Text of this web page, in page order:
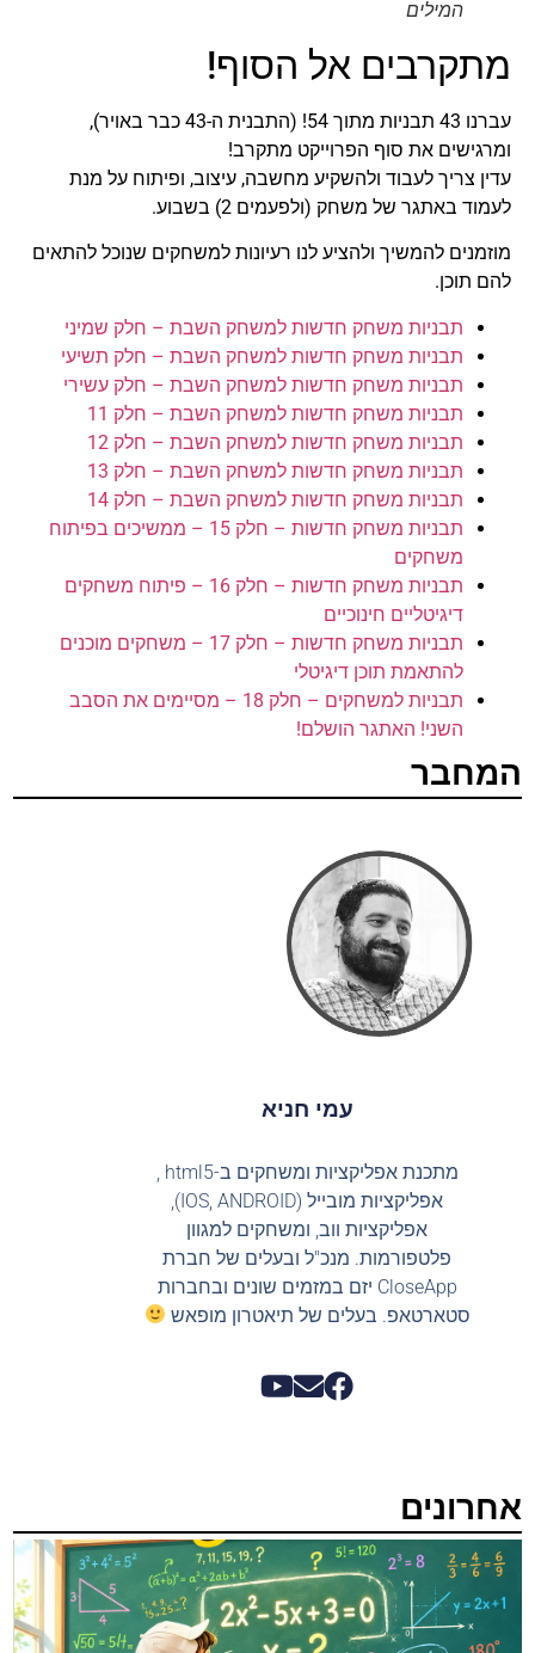
המילים
מתקרבים אל הסוף!
עברנו 43 תבניות מתוך 54! (התבנית ה-43 כבר באויר),
ומרגישים את סוף הפרוייקט מתקרב!
עדין צריך לעבוד ולהשקיע מחשבה, עיצוב, ופיתוח על מנת
לעמוד באתגר של משחק (ולפעמים 2) בשבוע.
מוזמנים להמשיך ולהציע לנו רעיונות למשחקים שנוכל להתאים
להם תוכן.
תבניות משחק חדשות למשחק השבת – חלק שמיני
תבניות משחק חדשות למשחק השבת – חלק תשיעי
תבניות משחק חדשות למשחק השבת – חלק עשירי
תבניות משחק חדשות למשחק השבת – חלק 11
תבניות משחק חדשות למשחק השבת – חלק 12
תבניות משחק חדשות למשחק השבת – חלק 13
תבניות משחק חדשות למשחק השבת – חלק 14
תבניות משחק חדשות – חלק 15 – ממשיכים בפיתוח
משחקים
תבניות משחק חדשות – חלק 16 – פיתוח משחקים
דיגיטליים חינוכיים
תבניות משחק חדשות – חלק 17 – משחקים מוכנים
להתאמת תוכן דיגיטלי
תבניות למשחקים – חלק 18 – מסיימים את הסבב
השני! האתגר הושלם!
המחבר
עמי חניא
מתכנת אפליקציות ומשחקים ב-html5 ,
אפליקציות מובייל (IOS, ANDROID),
אפליקציות ווב, ומשחקים למגוון
פלטפורמות. מנכ"ל ובעלים של חברת
CloseApp יזם במזמים שונים ובחברות
סטארטאפ. בעלים של תיאטרון מופאש
אחרונים